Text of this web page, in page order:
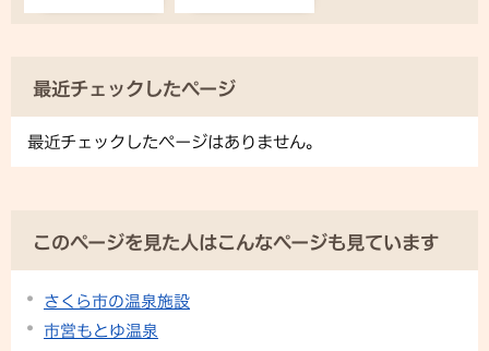
最近チェックしたページ
最近チェックしたページはありません。
このページを見た人はこんなページも見ています
さくら市の温泉施設
市営もとゆ温泉